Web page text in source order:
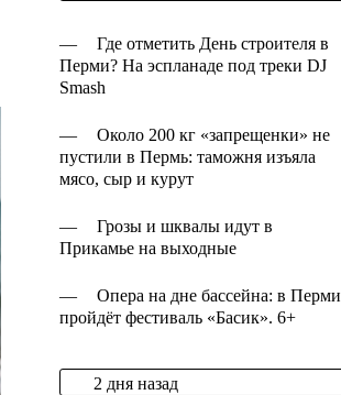
—
Где отметить День строителя в
Перми? На эспланаде под треки DJ
Smash
—
Около 200 кг «запрещенки» не
пустили в Пермь: таможня изъяла
мясо, сыр и курут
—
Грозы и шквалы идут в
Прикамье на выходные
—
Опера на дне бассейна: в Перми
пройдёт фестиваль «Басик». 6+
2 дня назад